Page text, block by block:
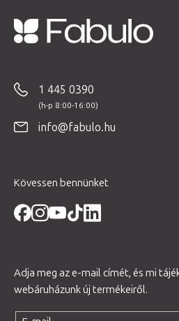
1 445 0390
info@fabulo.hu
Kövessen bennünket
Adja meg az e-mail címét, és mi
webáruházunk új termékeiről.